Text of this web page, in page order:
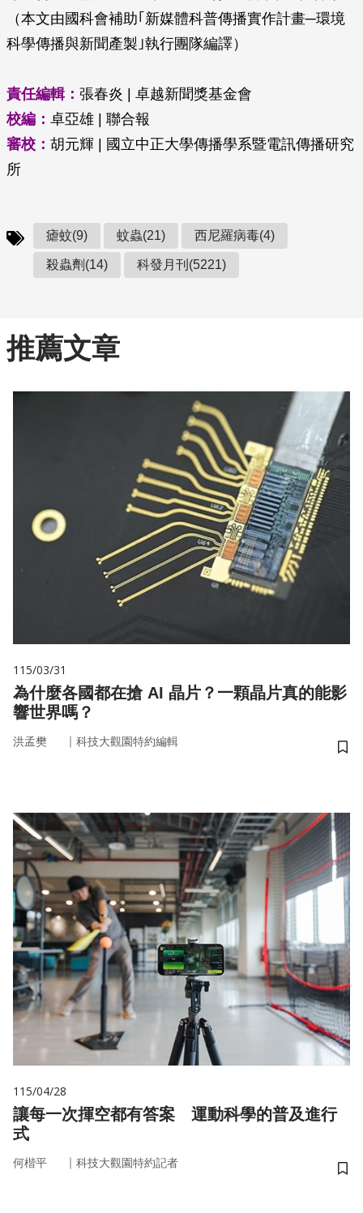
（本文由國科會補助｢新媒體科普傳播實作計畫─環境
科學傳播與新聞產製｣執行團隊編譯）
責任編輯： 張春炎 | 卓越新聞獎基金會
校編： 卓亞雄 | 聯合報
審校： 胡元輝 | 國立中正大學傳播學系暨電訊傳播研究
所
瘧蚊(9) 蚊蟲(21) 西尼羅病毒(4)
殺蟲劑(14) 科發月刊(5221)
推薦文章
115/03/31
為什麼各國都在搶 AI 晶片？一顆晶片真的能影
響世界嗎？
洪孟樊 ｜ 科技大觀園特約編輯
儲
115/04/28
讓每一次揮空都有答案 運動科學的普及進行
式
何楷平 ｜ 科技大觀園特約記者
儲